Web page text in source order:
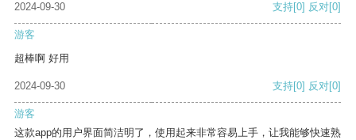
2024-09-30
支持[0] 反对[0]
游客
超棒啊 好用
2024-09-30 支持[0] 反对[0]
游客
这款app的用户界面简洁明了，使用起来非常容易上手，让我能够快速熟